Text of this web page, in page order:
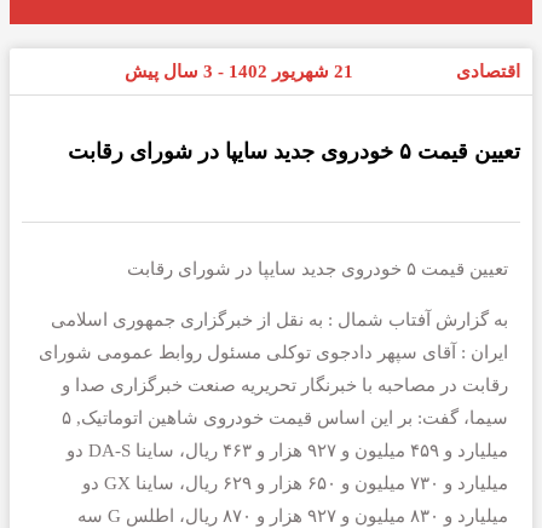
اقتصادی 21 شهریور 1402 - 3 سال پیش
تعیین قیمت ۵ خودروی جدید سایپا در شورای رقابت
تعیین قیمت ۵ خودروی جدید سایپا در شورای رقابت
به گزارش آفتاب شمال : به نقل از خبرگزاری جمهوری اسلامی
ایران : آقای سپهر دادجوی توکلی مسئول روابط عمومی شورای
رقابت در مصاحبه با خبرنگار تحریریه صنعت خبرگزاری صدا و
سیما، گفت: بر این اساس قیمت خودروی شاهین اتوماتیک, ۵
میلیارد و ۴۵۹ میلیون و ۹۲۷ هزار و ۴۶۳ ریال، ساینا DA-S دو
میلیارد و ۷۳۰ میلیون و ۶۵۰ هزار و ۶۲۹ ریال، ساینا GX دو
میلیارد و ۸۳۰ میلیون و ۹۲۷ هزار و ۸۷۰ ریال، اطلس G سه